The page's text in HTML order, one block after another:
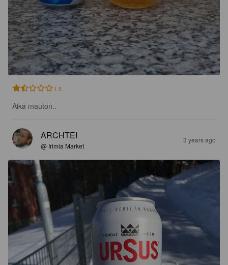
1.5
Aika mauton..
ARCHTEI
@ Irimia Market
3 years ago